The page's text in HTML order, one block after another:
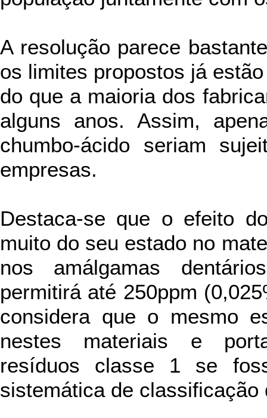
A resolução parece
os limites propostos já
do que a maioria dos
alguns anos. Assim,
chumbo-ácido seriam
empresas.
Destaca-se que o efeito
muito do seu estado no
nos amálgamas
permitirá até 250ppm
considera que o mesmo
nestes materiais e
resíduos classe 1 se
sistemática de